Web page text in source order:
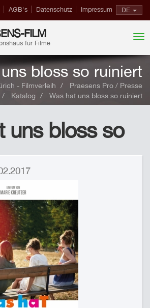
DE
AGB's Datenschutz Impressum
FILM
für Filme
bloss so ruiniert
- Filmverleih
Praesens Pro / Presse
Katalog
Was hat uns bloss so ruiniert
uns bloss so